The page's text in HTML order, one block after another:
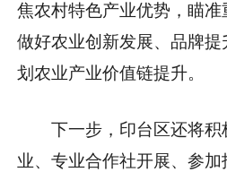
焦农村特色产业优势，瞄准
做好农业创新发展、 品牌提
划农业产业价值链提升。
下一步，印台区还将
业、专业合作社开展、参